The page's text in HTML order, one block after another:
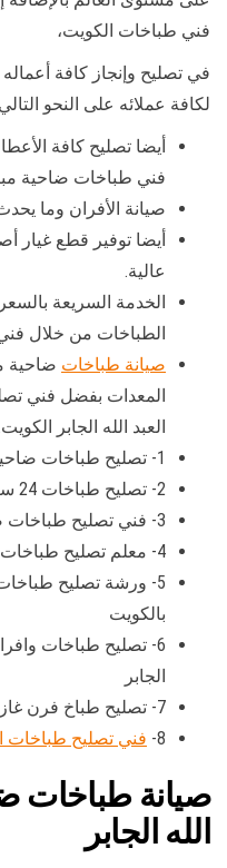
فني طباخات الكويت،
في تصليح وإنجاز كافة
لكافة عملائه على النحو
أيضا تصليح كافة
فني طباخات ضاحية
صيانة الأفران وما
أيضا توفير قطع غيار
عالية.
الخدمة السريعة
الطباخات من خلال
صيانة طباخات ضاحية
المعدات بفضل فني
العبد الله الجابر الكويت.
1- تصليح طباخات ضاحية مبارك العبد الله الجابر
2- تصليح طباخات 24 ساعة
3- فني تصليح طباخات ضاحية مبارك العبد الله الجابر
4- معلم تصليح طباخات ضاحية مبارك العبد الله الجابر
5- ورشة تصليح طباخات
بالكويت
6- تصليح طباخات
الجابر
7- تصليح طباخ فرن غاز جوله
8- فني تصليح طباخات
صيانة طباخات
الله الجابر